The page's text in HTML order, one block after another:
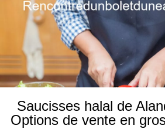
Saucisses halal de
Options de vente en